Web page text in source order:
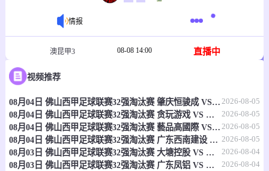
情报
澳昆甲3 08-08 14:00 直播中
北湖联
情报
澳昆甲3 08-08 14:00 直播中
斯普林菲尔德联 0 - 0 昆士兰大学
视频推荐
08月04日 佛山西甲足球联赛32强淘汰赛 肇庆恒骏成 VS 三七互娱 全场录像 2026-08-05
08月04日 佛山西甲足球联赛32强淘汰赛 贪玩游戏 VS 美的薪火 全场录像 2026-08-05
08月04日 佛山西甲足球联赛32强淘汰赛 藝品高國際 VS 湛江狂狼·粵辉能源 全场录像 2026-08-05
08月04日 佛山西甲足球联赛32强淘汰赛 广东西南建设 VS 香港圣徒 全场录像 2026-08-05
08月03日 佛山西甲足球联赛32强淘汰赛 大塘控股 VS 茂名市点都得 全场录像 2026-08-04
08月03日 佛山西甲足球联赛32强淘汰赛 广东凤铝 VS 湛江八部科技 全场录像 2026-08-04